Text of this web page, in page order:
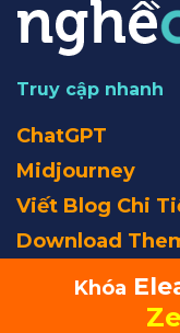
Truy cập nhanh
ChatGPT
Midjourney
Viết Blog Chi
Download
Khóa